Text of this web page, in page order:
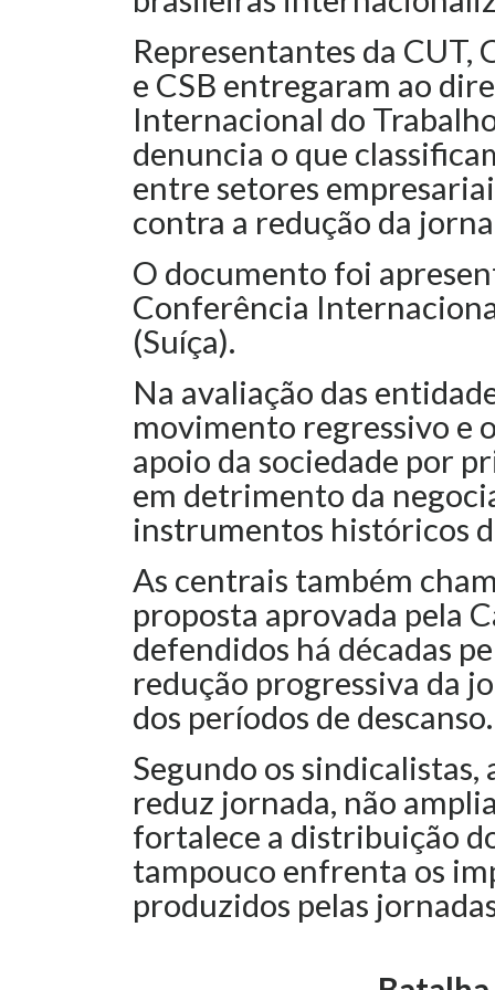
Representantes da CUT,
e CSB entregaram ao
Internacional do
denuncia o que
entre setores
contra a redução da
O documento foi
Conferência
(Suíça).
Na avaliação das
movimento regressivo e
apoio da sociedade por
em detrimento da
instrumentos históricos
As centrais também
proposta aprovada pela
defendidos há décadas
redução progressiva da
dos períodos de descanso.
Segundo os
reduz jornada, não
fortalece a distribuição
tampouco enfrenta os
produzidos pelas